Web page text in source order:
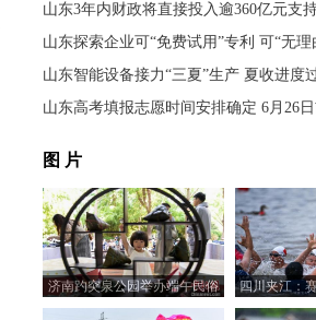
山东3年内财政将直接投入逾360亿元支
山东探索企业可“免费试用”专利 可“无理
山东智能设备接力“三夏”生产 夏收进度
山东高考填报志愿时间安排确定 6月26
图 片
济南趵突泉公园举办端午民俗
体验活动
四川夹江：